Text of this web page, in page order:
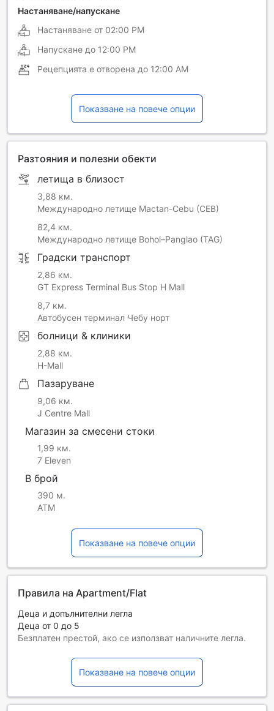
Настаняване/напускане
Настаняване от 02:00 PM
Напускане до 12:00 PM
Рецепцията е отворена до 12:00 AM
Показване на повече опции
Разтояния и полезни обекти
летища в близост
3,88 км.
Международно летище Mactan-Cebu (CEB)
82,4 км.
Международно летище Bohol–Panglao (TAG)
Градски транспорт
2,86 км.
GT Express Terminal Bus Stop H Mall
8,7 км.
Автобусен терминал Чебу норт
болници & клиники
2,88 км.
H-Mall
Пазаруване
9,06 км.
J Centre Mall
Магазин за смесени стоки
1,99 км.
7 Eleven
В брой
390 м.
ATM
Показване на повече опции
Правила на Apartment/Flat
Деца и допълнителни легла
Деца от 0 до 5
Безплатен престой, ако се използват наличните легла.
избрания тип стая. За повече информация вижте
капацитета на отделните стаи.
При резервиране на повече от 5 стаи е възможно да се
прилагат различни условия и допълнителни плащания.
Показване на повече опции